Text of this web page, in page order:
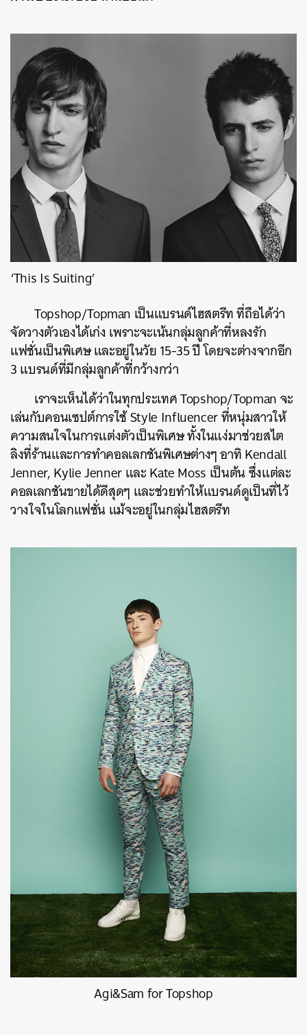
‘This Is Suiting’
Topshop/Topman เป็นแบรนด์ไฮสตรีท ที่ถือได้ว่า
จัดวางตัวเองได้เก่ง เพราะจะเน้นกลุ่มลูกค้าที่หลงรัก
แฟชั่นเป็นพิเศษ และอยู่ในวัย 15-35 ปี โดยจะต่างจากอีก
3 แบรนด์ที่มีกลุ่มลูกค้าที่กว้างกว่า
เราจะเห็นได้ว่าในทุกประเทศ Topshop/Topman จะ
เล่นกับคอนเซปต์การใช้ Style Influencer ที่หนุ่มสาวให้
ความสนใจในการแต่งตัวเป็นพิเศษ ทั้งในแง่มาช่วยสไต
ลิงที่ร้านและการทำคอลเลกชันพิเศษต่างๆ อาทิ Kendall
Jenner, Kylie Jenner และ Kate Moss เป็นต้น ซึ่งแต่ละ
คอลเลกชันขายได้ดีสุดๆ และช่วยทำให้แบรนด์ดูเป็นที่ไว้
วางใจในโลกแฟชั่น แม้จะอยู่ในกลุ่มไฮสตรีท
Agi&Sam for Topshop